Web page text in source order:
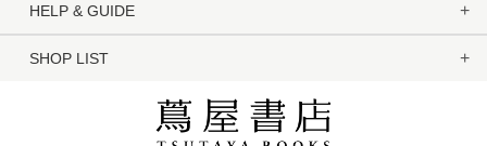
HELP & GUIDE
SHOP LIST